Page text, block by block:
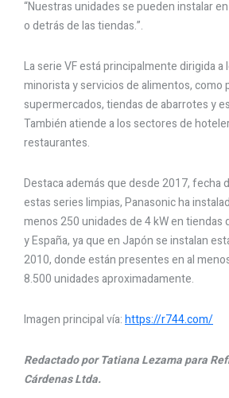
“Nuestras unidades se pueden instalar
o detrás de las tiendas.”.
La serie VF está principalmente dirigida
minorista y servicios de alimentos, como
supermercados, tiendas de abarrotes y
También atiende a los sectores de
restaurantes.
Destaca además que desde 2017, fecha
estas series limpias, Panasonic ha
menos 250 unidades de 4 kW en tiendas
y España, ya que en Japón se instalan
2010, donde están presentes en al
8.500 unidades aproximadamente.
Imagen principal vía:https://r744.com/
Redactado por Tatiana Lezama para
Cárdenas Ltda.